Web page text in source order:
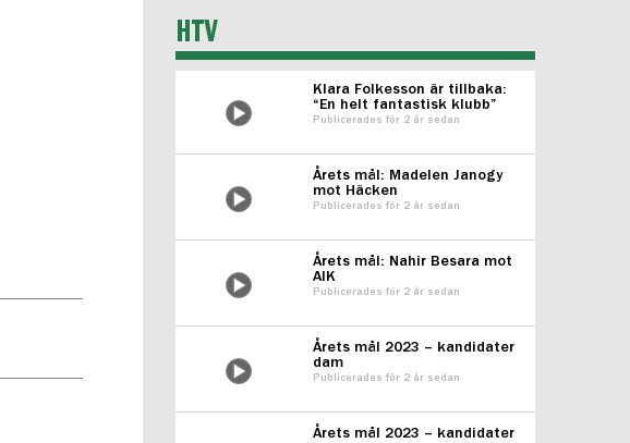
HTV
Klara Folkesson är tillbaka:
“En helt fantastisk klubb”
Publicerades för 2 år sedan
Årets mål: Madelen Janogy
mot Häcken
Publicerades för 2 år sedan
Årets mål: Nahir Besara mot
AIK
Publicerades för 2 år sedan
Årets mål 2023 – kandidater
dam
Publicerades för 2 år sedan
Årets mål 2023 – kandidater